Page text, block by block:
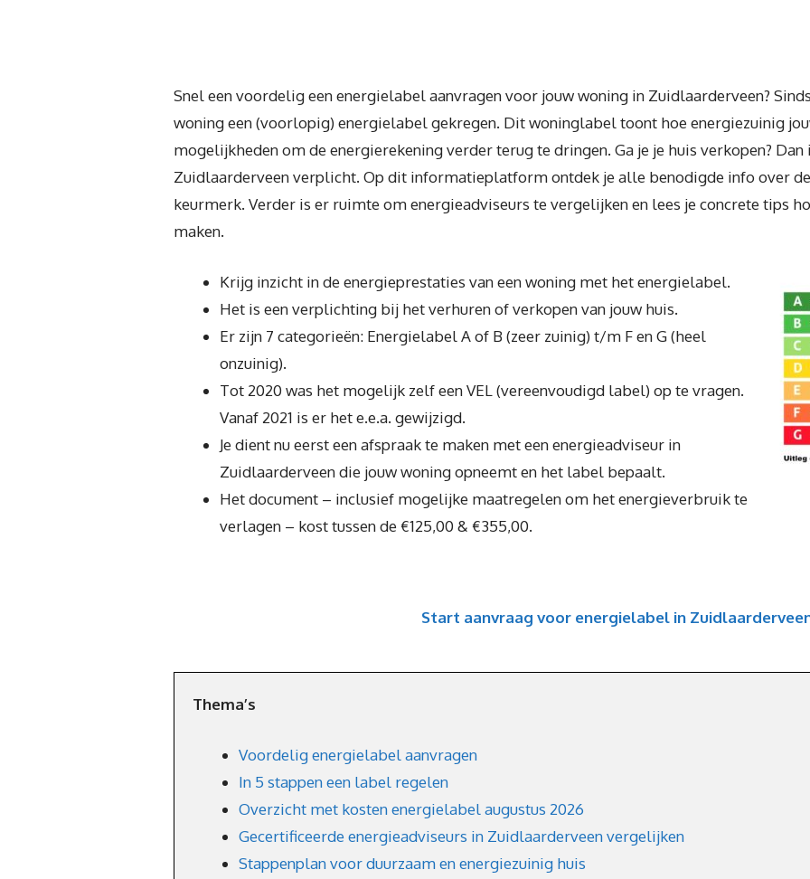
Snel een voordelig een energielabel aanvragen voor jouw woning in Zuidlaarderveen?
woning een (voorlopig) energielabel gekregen. Dit woninglabel toont hoe energiezuinig
mogelijkheden om de energierekening verder terug te dringen. Ga je je huis verkopen?
Zuidlaarderveen verplicht. Op dit informatieplatform ontdek je alle benodigde info over de
keurmerk. Verder is er ruimte om energieadviseurs te vergelijken en lees je concrete tips
maken.
Krijg inzicht in de energieprestaties van een woning met het energielabel.
Het is een verplichting bij het verhuren of verkopen van jouw huis.
Er zijn 7 categorieën: Energielabel A of B (zeer zuinig) t/m F en G (heel
onzuinig).
Tot 2020 was het mogelijk zelf een VEL (vereenvoudigd label) op te vragen.
Vanaf 2021 is er het e.e.a. gewijzigd.
Je dient nu eerst een afspraak te maken met een energieadviseur in
Zuidlaarderveen die jouw woning opneemt en het label bepaalt.
Het document – inclusief mogelijke maatregelen om het energieverbruik te
verlagen – kost tussen de €125,00 & €355,00.
Start aanvraag voor energielabel in
Thema’s
Voordelig energielabel aanvragen
In 5 stappen een label regelen
Overzicht met kosten energielabel augustus 2026
Gecertificeerde energieadviseurs in Zuidlaarderveen vergelijken
Stappenplan voor duurzaam en energiezuinig huis